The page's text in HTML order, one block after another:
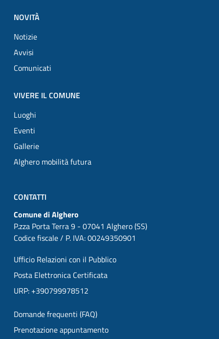
NOVITÀ
Notizie
Avvisi
Comunicati
VIVERE IL COMUNE
Luoghi
Eventi
Gallerie
Alghero mobilità futura
CONTATTI
Comune di Alghero
P.zza Porta Terra 9 - 07041 Alghero (SS)
Codice fiscale / P. IVA: 00249350901
Ufficio Relazioni con il Pubblico
Posta Elettronica Certificata
URP: +390799978512
Domande frequenti (FAQ)
Prenotazione appuntamento